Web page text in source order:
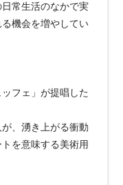
常生活のなかで実
機会を増やしてい
フェ」が提唱した
、湧き上がる衝動
を意味する美術用